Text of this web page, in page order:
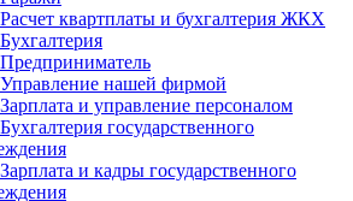
квартплаты и бухгалтерия ЖКХ
нашей фирмой
и управление персоналом
государственного
и кадры государственного